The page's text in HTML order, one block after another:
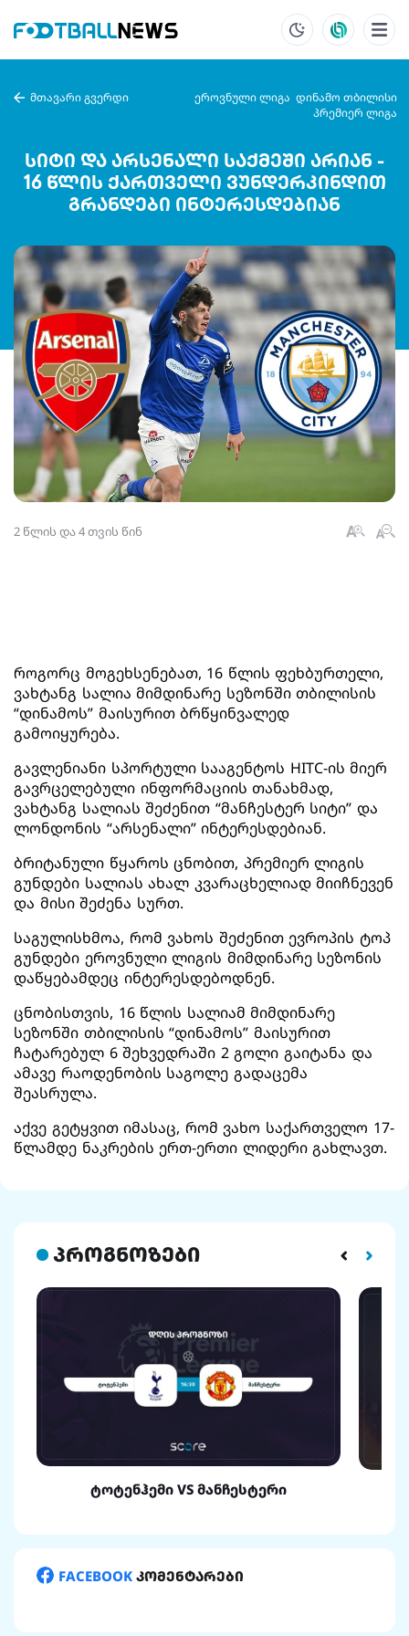
მთავარი გვერდი ეროვნული ლიგა დინამო თბილისი
პრემიერ ლიგა
სიტი და არსენალი საქმეში არიან -
16 წლის ქართველი ვუნდერკინდით
გრანდები ინტერესდებიან
2 წლის და 4 თვის წინ
როგორც მოგეხსენებათ, 16 წლის ფეხბურთელი,
ვახტანგ სალია მიმდინარე სეზონში თბილისის
“დინამოს” მაისურით ბრწყინვალედ
გამოიყურება.
გავლენიანი სპორტული სააგენტოს HITC-ის მიერ
გავრცელებული ინფორმაციის თანახმად,
ვახტანგ სალიას შეძენით “მანჩესტერ სიტი” და
ლონდონის “არსენალი” ინტერესდებიან.
ბრიტანული წყაროს ცნობით, პრემიერ ლიგის
გუნდები სალიას ახალ კვარაცხელიად მიიჩნევენ
და მისი შეძენა სურთ.
საგულისხმოა, რომ ვახოს შეძენით ევროპის ტოპ
გუნდები ეროვნული ლიგის მიმდინარე სეზონის
დაწყებამდეც ინტერესდებოდნენ.
ცნობისთვის, 16 წლის სალიამ მიმდინარე
სეზონში თბილისის “დინამოს” მაისურით
ჩატარებულ 6 შეხვედრაში 2 გოლი გაიტანა და
ამავე რაოდენობის საგოლე გადაცემა
შეასრულა.
აქვე გეტყვით იმასაც, რომ ვახო საქართველო 17-
წლამდე ნაკრების ერთ-ერთი ლიდერი გახლავთ.
პროგნოზები
ტოტენჰემი VS მანჩესტერი
FACEBOOK კომენტარები